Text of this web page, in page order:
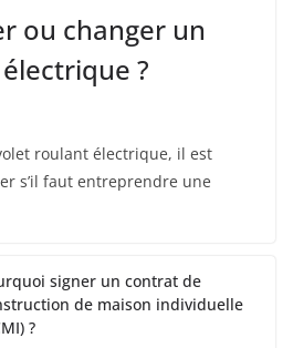
ou changer un
?
roulant électrique, il est
s’il faut entreprendre une
signer un contrat de
de maison individuelle
?